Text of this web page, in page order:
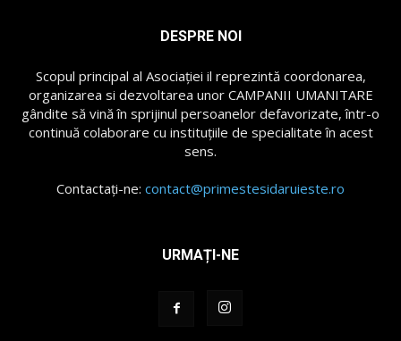
DESPRE NOI
Scopul principal al Asociației il reprezintă coordonarea,
organizarea si dezvoltarea unor CAMPANII UMANITARE
gândite să vină în sprijinul persoanelor defavorizate, într-o
continuă colaborare cu instituțiile de specialitate în acest
sens.
Contactați-ne: contact@primestesidaruieste.ro
URMAȚI-NE